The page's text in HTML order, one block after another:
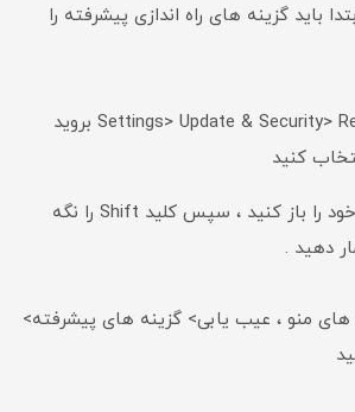
باید گزینه های راه اندازی پیشرفته را
متناوبا ، منوی Start خود را باز کنید ، سپس کلید Shift را نگه
منو ، عیب یابی> گزینه های پیشرفته>